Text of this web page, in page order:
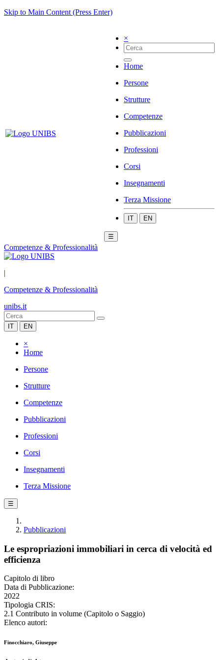
Skip to Main Content (Press Enter)
×
Home
Persone
Strutture
Competenze
Pubblicazioni
Professioni
Corsi
Insegnamenti
Terza Missione
IT EN
☰
Competenze & Professionalità
|
Competenze & Professionalità
unibs.it
IT EN
×
Home
Persone
Strutture
Competenze
Pubblicazioni
Professioni
Corsi
Insegnamenti
Terza Missione
☰
Pubblicazioni
Le espropriazioni immobiliari in cerca di velocità ed
efficienza
Capitolo di libro
Data di Pubblicazione:
2022
Tipologia CRIS:
2.1 Contributo in volume (Capitolo o Saggio)
Elenco autori:
Finocchiaro, Giuseppe